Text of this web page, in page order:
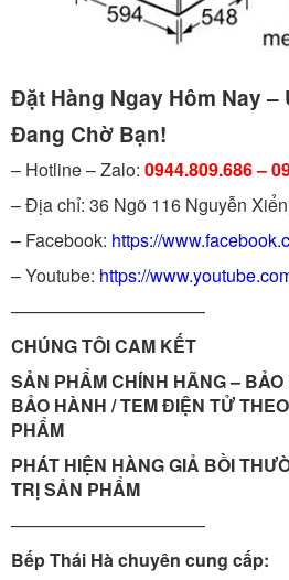
Đặt Hàng Ngay Hôm Nay –
Đang Chờ Bạn!
– Hotline – Zalo: 0944.809.686 –
– Địa chỉ: 36 Ngõ 116 Nguyễn
– Facebook: https://
– Youtube: https://
———————————
CHÚNG TÔI CAM KẾT
SẢN PHẨM CHÍNH HÃNG –
BẢO HÀNH / TEM ĐIỆN TỬ
PHẨM
PHÁT HIỆN HÀNG GIẢ BỒI
TRỊ SẢN PHẨM
———————————
Bếp Thái Hà chuyên cung cấp: